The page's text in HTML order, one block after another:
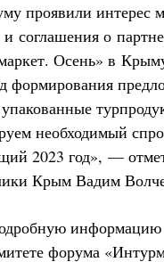
проявили интерес
и соглашения о
Осень» в
формирования
необходимый
2023 год», —
Крым Вадим
форума